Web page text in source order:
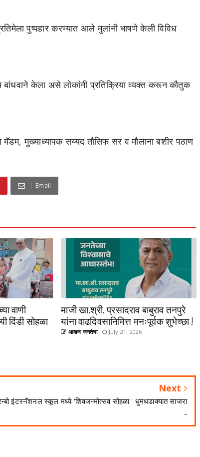
पुष्पहार करण्यात आले मुलांनी भाषणे केली विविध
बांधवाने केला असे लोकांनी प्रतिक्रिया व्यक्त करून कौतुक
मॅडम, मुख्याध्यापक सय्यद तौसिफ सर व मौलाना बशीर पठाण
Email
वाणी
दिंडी सोहळा
माजी खा.श्री. प्रसादराव बाबुराव तनपुरे
यांना वाढदिवसानिमित्त मनःपूर्वक शुभेच्छा !
आवाज जनतेचा July 21, 2026
Next
इंटरनॅशनल स्कूल मध्ये 'शिवजन्मोत्सव सोहळा ' धुमधडाक्यात साजरा
-